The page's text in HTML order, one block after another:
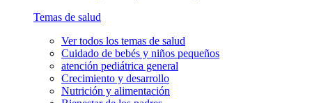
Temas de salud
Ver todos los temas de salud
Cuidado de bebés y niños pequeños
atención pediátrica general
Crecimiento y desarrollo
Nutrición y alimentación